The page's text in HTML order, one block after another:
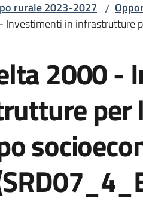
rurale 2023-2027 /
Investimenti in infrastrutture
2000 -
per